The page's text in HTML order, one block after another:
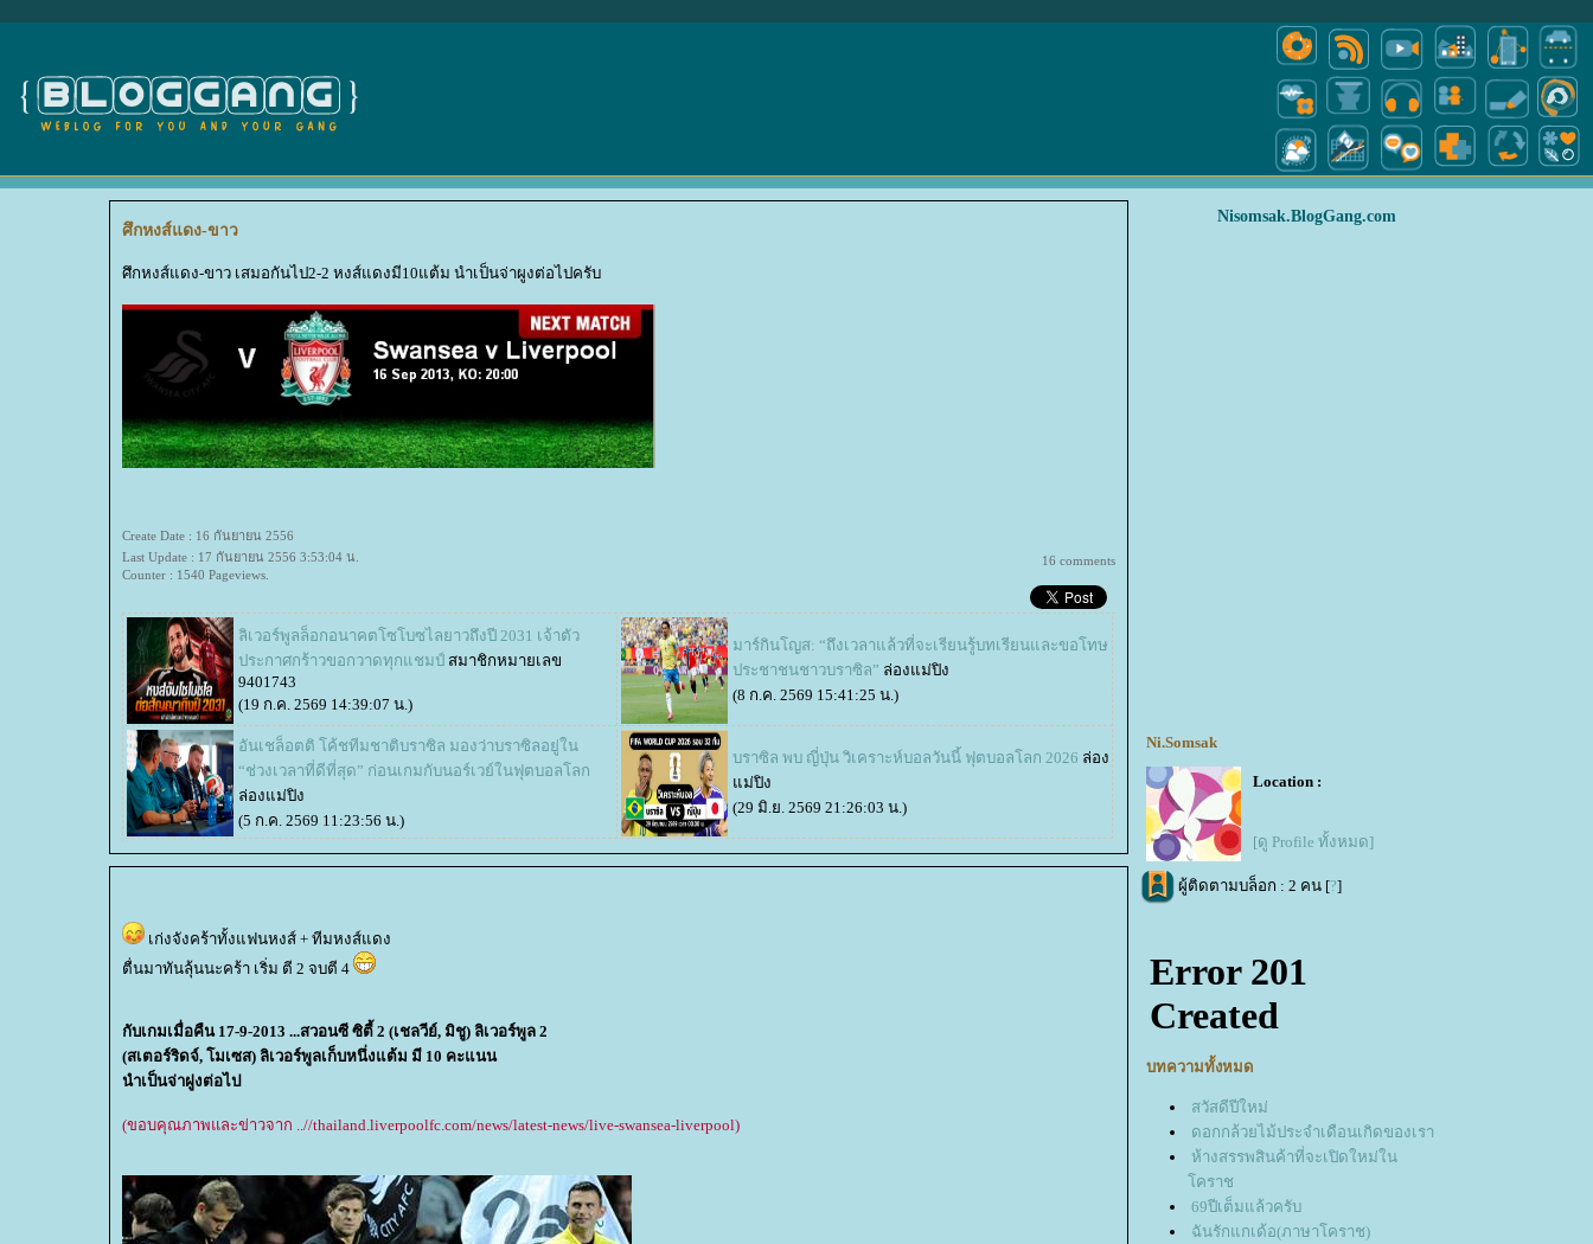
ศึกหงส์แดง-ขาว
ศึกหงส์แดง-ขาว เสมอกันไป2-2 หงส์แดงมี10แต้ม นำเป็นจ่าผูงต่อไปครับ
Create Date : 16 กันยายน 2556
Last Update : 17 กันยายน 2556 3:53:04 น.
Counter : 1540 Pageviews.
16 comments
ลิเวอร์พูลล็อกอนาคตโซโบซไลยาวถึงปี 2031 เจ้าตัว
ประกาศกร้าวขอกวาดทุกแชมป์ สมาชิกหมายเลข
9401743
(19 ก.ค. 2569 14:39:07 น.)
มาร์กินโญส: “ถึงเวลาแล้วที่จะเรียนรู้บทเรียนและขอโทษ
ประชาชนชาวบราซิล” ล่องแม่ปิง
(8 ก.ค. 2569 15:41:25 น.)
อันเชล็อตติ โค้ชทีมชาติบราซิล มองว่าบราซิลอยู่ใน
“ช่วงเวลาที่ดีที่สุด” ก่อนเกมกับนอร์เวย์ในฟุตบอลโลก
ล่องแม่ปิง
(5 ก.ค. 2569 11:23:56 น.)
บราซิล พบ ญี่ปุ่น วิเคราะห์บอลวันนี้ ฟุตบอลโลก 2026 ล่อง
ม่ปิง
(29 มิ.ย. 2569 21:26:03 น.)
เก่งจังคร้าทั้งแฟนหงส์ + ทีมหงส์แดง
ตื่นมาทันลุ้นนะคร้า เริ่ม ตี 2 จบตี 4
กับเกมเมื่อคืน 17-9-2013 ...สวอนซี ซิตี้ 2 (เชลวีย์, มิชู) ลิเวอร์พูล 2
(สเตอร์ริดจ์, โมเซส) ลิเวอร์พูลเก็บหนึ่งแต้ม มี 10 คะแนน
นำเป็นจ่าฝูงต่อไป
(ขอบคุณภาพและข่าวจาก ..//thailand.liverpoolfc.com/news/latest-news/live-swansea-liverpool)
Nisomsak.BlogGang.com
Ni.Somsak
Location :
[ดู Profile ทั้งหมด]
ผู้ติดตามบล็อก : 2 คน [?]
บทความทั้งหมด
สวัสดีปีใหม่
ดอกกล้วยไม้ประจำเดือนเกิดของเรา
ห้างสรรพสินค้าที่จะเปิดใหม่ใน
คราช
69ปีเต็มแล้วครับ
ฉันรักแกเด้อ(ภาษาโคราช)